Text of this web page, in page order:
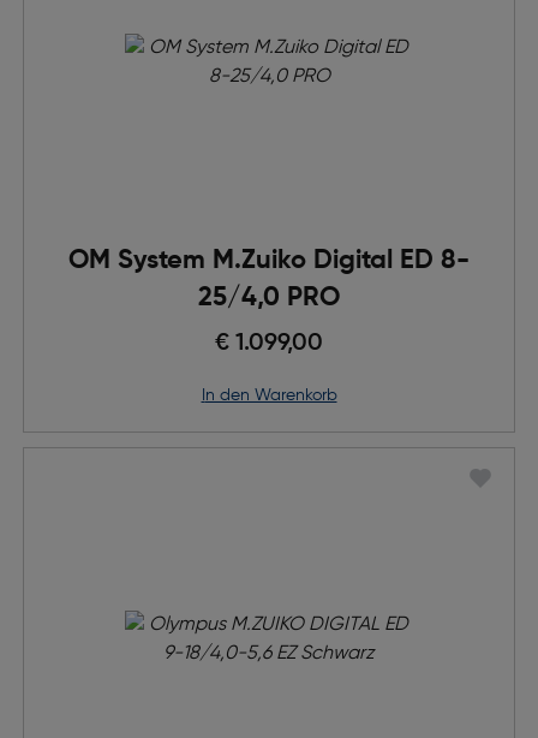
OM System M.Zuiko Digital ED 8-
25/4,0 PRO
€ 1.099,00
in den Warenkorb